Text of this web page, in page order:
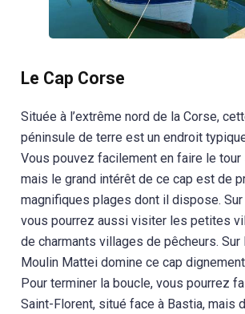
Le Cap Corse
Située à l’extrême nord de la Corse,
péninsule de terre est un endroit
Vous pouvez facilement en faire le tour
mais le grand intérêt de ce cap est de
magnifiques plages dont il dispose.
vous pourrez aussi visiter les petites
de charmants villages de pêcheurs. Sur
Moulin Mattei domine ce cap
Pour terminer la boucle, vous pourrez
Saint-Florent, situé face à Bastia, mais